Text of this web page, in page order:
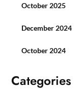
October 2025
December 2024
October 2024
Categories